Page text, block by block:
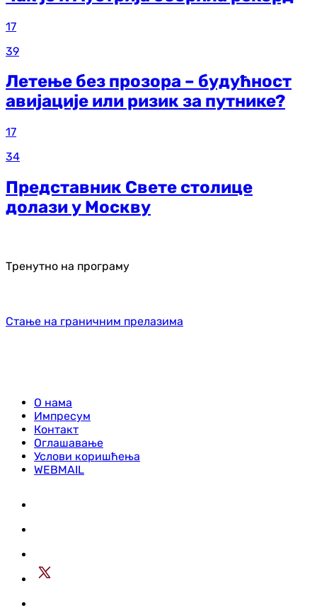
17
39
Летење без прозора – будућност
авијације или ризик за путнике?
17
34
Представник Свете столице
долази у Москву
Тренутно на програму
Стање на граничним прелазима
О нама
Импресум
Контакт
Оглашавање
Услови коришћења
WEBMAIL